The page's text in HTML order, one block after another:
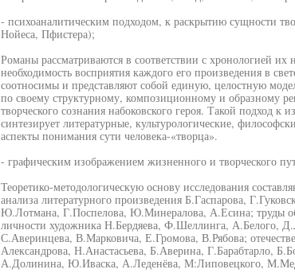
- психоаналитическим подходом, к раскрытию сущности
Нойеса, Пфистера);
Романы рассматриваются в соответствии с хронологией их
необходимость восприятия каждого его произведения в
соотносимы и представляют собой единую, целостную
по своему структурному, композиционному и образному
творческого сознания набоковского героя. Такой подход к
синтезирует литературные, культурологические,
аспекты понимания сути человека-«творца».
- графическим изображением жизненного и творческого
Теоретико-методологическую основу исследования
анализа литературного произведения Б.Гаспарова,
Ю.Лотмана, Г.Поспелова, Ю.Минералова, А.Есина; труды об
личности художника Н.Бердяева, Ф.Шеллинга, А.Белого,
С.Аверинцева, В.Марковича, Е.Громова, В.Рябова;
Александрова, Н.Анастасьева, Б.Аверина, Г.Барабтарло,
А.Долинина, Ю.Иваска, А.Леденёва, М:Липовецкого,